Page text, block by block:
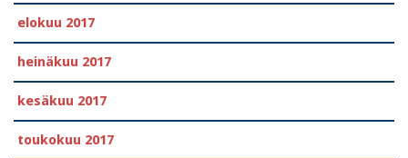
elokuu 2017
heinäkuu 2017
kesäkuu 2017
toukokuu 2017